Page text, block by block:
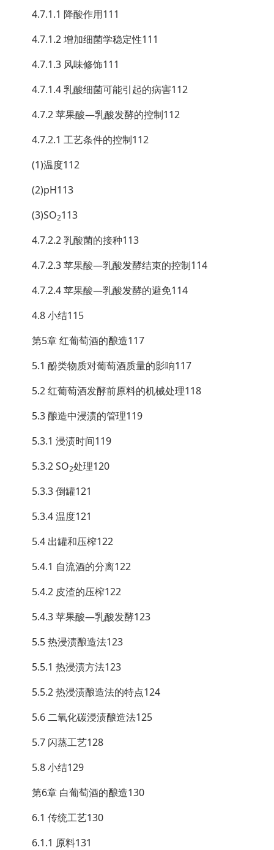
4.7.1.1 降酸作用111
4.7.1.2 增加细菌学稳定性111
4.7.1.3 风味修饰111
4.7.1.4 乳酸细菌可能引起的病害112
4.7.2 苹果酸—乳酸发酵的控制112
4.7.2.1 工艺条件的控制112
(1)温度112
(2)pH113
(3)SO2113
4.7.2.2 乳酸菌的接种113
4.7.2.3 苹果酸—乳酸发酵结束的控制114
4.7.2.4 苹果酸—乳酸发酵的避免114
4.8 小结115
第5章 红葡萄酒的酿造117
5.1 酚类物质对葡萄酒质量的影响117
5.2 红葡萄酒发酵前原料的机械处理118
5.3 酿造中浸渍的管理119
5.3.1 浸渍时间119
5.3.2 SO2处理120
5.3.3 倒罐121
5.3.4 温度121
5.4 出罐和压榨122
5.4.1 自流酒的分离122
5.4.2 皮渣的压榨122
5.4.3 苹果酸—乳酸发酵123
5.5 热浸渍酿造法123
5.5.1 热浸渍方法123
5.5.2 热浸渍酿造法的特点124
5.6 二氧化碳浸渍酿造法125
5.7 闪蒸工艺128
5.8 小结129
第6章 白葡萄酒的酿造130
6.1 传统工艺130
6.1.1 原料131